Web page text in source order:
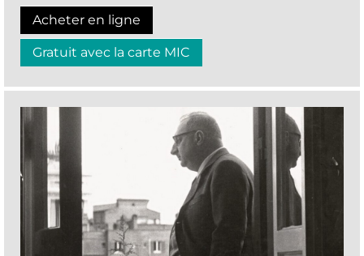
Acheter en ligne
Gratuit avec la carte MIC